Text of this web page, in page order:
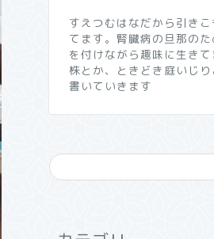
すえつむはなだから引き
てます。腎臓病の旦那の
を付けながら趣味に生き
株とか、ときどき庭いじ
書いていきます